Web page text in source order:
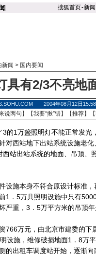
搜狐首页-新闻
新闻 > 国内要闻
具有2/3不亮地
2004年08月12日
说两句 】【我要“揪”错】【推荐】
万盏照明灯不能正常发光
对西站地下出站系统设施老
站出站系统的地面、吊顶、
设施本身不符合原设计标准
1．5万具照明设施中只有
严重，3．5万平方米的吊顶
万元，由北京市建委的下
设施，维修破损地面1．8万
的出租车调度站开始，逐渐